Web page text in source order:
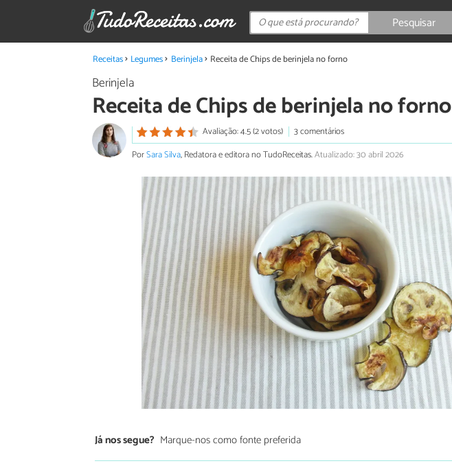
Pesquisar
Receitas Legumes Berinjela Receita de Chips de berinjela no forno
Berinjela
Receita de Chips de berinjela no forno
Avaliação: 4.5 (2 votos)
3 comentários
PorSara Silva, Redatora e editora no TudoReceitas.Atualizado: 30 abril 2026
Já nos segue? Marque-nos como fonte preferida